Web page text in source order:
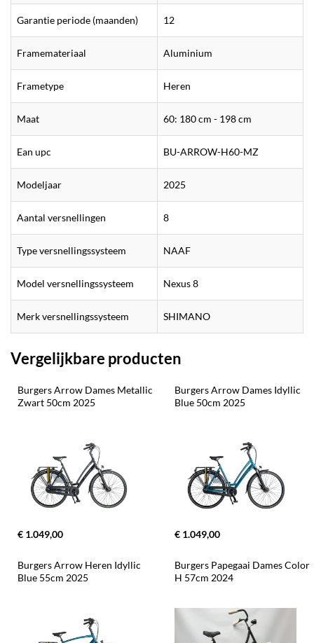
Garantie periode (maanden) 12
Framemateriaal Aluminium
Frametype Heren
Maat 60: 180 cm - 198 cm
Ean upc BU-ARROW-H60-MZ
Modeljaar 2025
Aantal versnellingen 8
Type versnellingssysteem NAAF
Model versnellingssysteem Nexus 8
Merk versnellingssysteem SHIMANO
Vergelijkbare producten
Burgers Arrow Dames Metallic
Zwart 50cm 2025
€ 1.049,00
Burgers Arrow Dames Idyllic
Blue 50cm 2025
€ 1.049,00
Burgers Arrow Heren Idyllic
Blue 55cm 2025
Burgers Papegaai Dames Color
H 57cm 2024